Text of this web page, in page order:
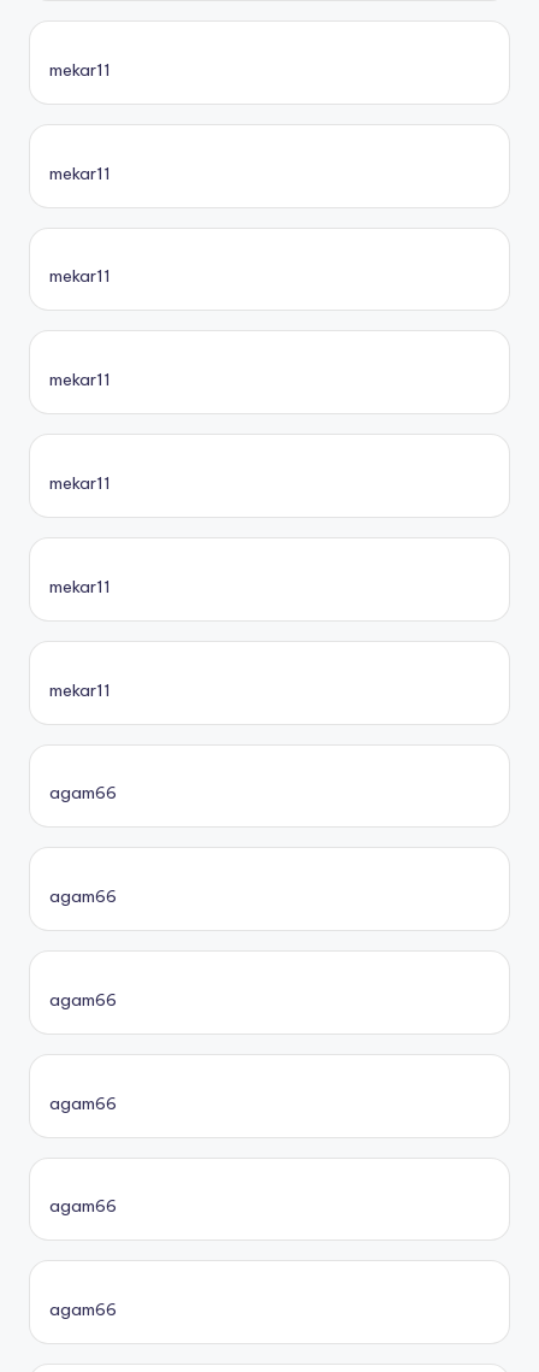
mekar11
mekar11
mekar11
mekar11
mekar11
mekar11
mekar11
agam66
agam66
agam66
agam66
agam66
agam66